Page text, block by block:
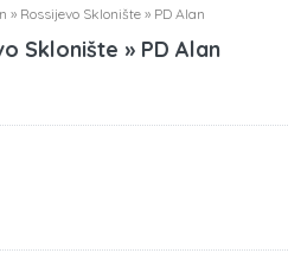
» Rossijevo Sklonište » PD Alan
Sklonište » PD Alan